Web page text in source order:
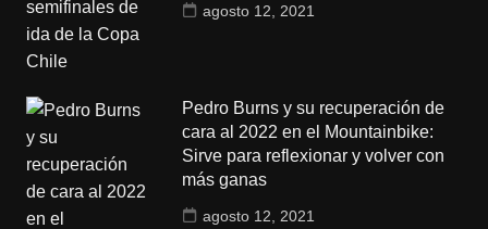
agosto 12, 2021
Pedro Burns y su recuperación de
cara al 2022 en el Mountainbike:
Sirve para reflexionar y volver con
más ganas
agosto 12, 2021